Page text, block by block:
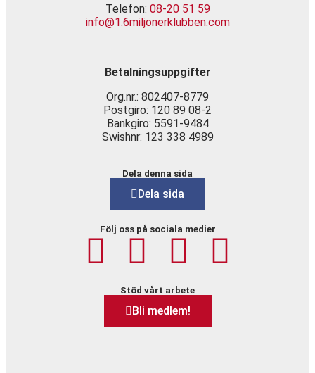
Telefon: 08-20 51 59
info@1.6miljonerklubben.com
Betalningsuppgifter
Org.nr.: 802407-8779
Postgiro: 120 89 08-2
Bankgiro: 5591-9484
Swishnr: 123 338 4989
Dela denna sida
Dela sida
Följ oss på sociala medier
Stöd vårt arbete
Bli medlem!